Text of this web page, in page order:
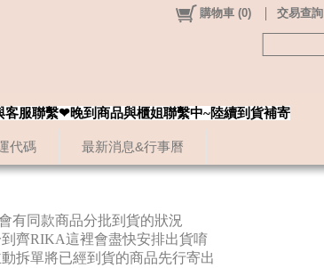
代碼 最新消息&行事曆
購物車 (0) 交易查詢
服聯繫❤晚到商品與櫃姐聯繫中~陸續到貨補寄